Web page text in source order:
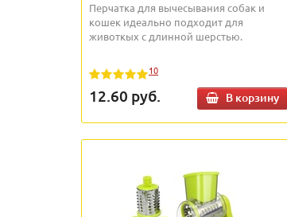
Перчатка для вычесывания собак и
кошек идеально подходит для
животкых с длинной шерстью.
10
12.60 руб. В корзину